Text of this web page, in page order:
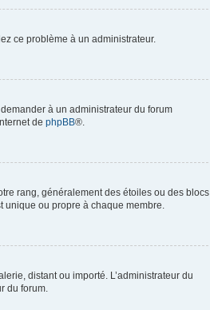
ce problème à un administrateur.
à un administrateur du forum
de phpBB®.
rang, généralement des étoiles ou des blocs
unique ou propre à chaque membre.
distant ou importé. L’administrateur du
du forum.